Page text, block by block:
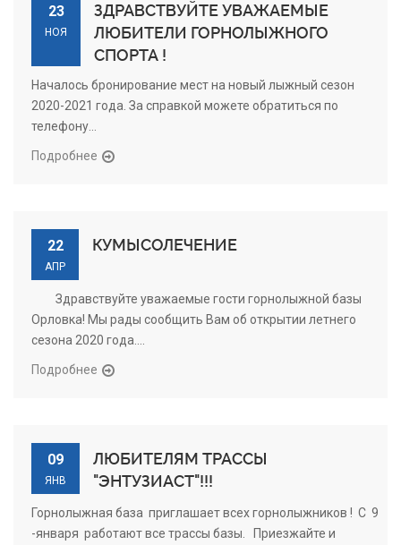
23
НОЯ
ЗДРАВСТВУЙТЕ УВАЖАЕМЫЕ
ЛЮБИТЕЛИ ГОРНОЛЫЖНОГО
СПОРТА !
Началось бронирование мест на новый лыжный сезон
2020-2021 года. За справкой можете обратиться по
телефону...
Подробнее
22
АПР
КУМЫСОЛЕЧЕНИЕ
Здравствуйте уважаемые гости горнолыжной базы
Орловка! Мы рады сообщить Вам об открытии летнего
сезона 2020 года....
Подробнее
09
ЯНВ
ЛЮБИТЕЛЯМ ТРАССЫ
"ЭНТУЗИАСТ"!!!
Горнолыжная база приглашает всех горнолыжников ! С 9
-января работают все трассы базы. Приезжайте и